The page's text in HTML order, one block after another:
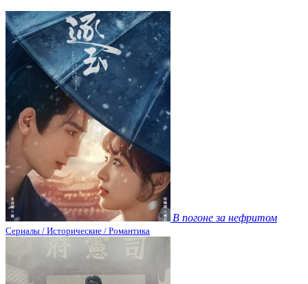
В погоне за нефритом
Сериалы / Исторические / Романтика